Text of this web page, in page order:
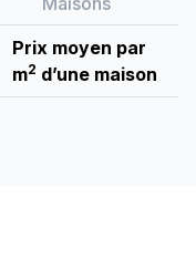
Prix moyen par
m2 d’une maison